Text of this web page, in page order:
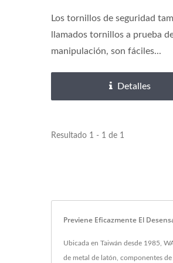
Solo Uso)
Los tornillos de seguridad
llamados tornillos a prueba
manipulación, son fáciles...
Detalles
Resultado 1 - 1 de 1
Previene Eficazmente El
Ubicada en Taiwán desde 1985,
de metal de latón, componentes